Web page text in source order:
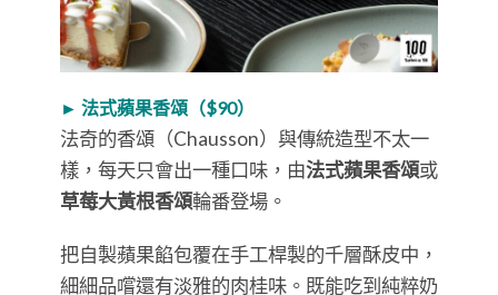
► 法式蘋果香頌（$90）
法奇的香頌（Chausson）與傳統造型不太一
樣，每天只會出一種口味，由法式蘋果香頌或
草莓大黃根香頌輪番登場。
把自製蘋果餡包覆在手工桿製的千層酥皮中，
細細品嚐還有淡雅的肉桂味。既能吃到純粹奶